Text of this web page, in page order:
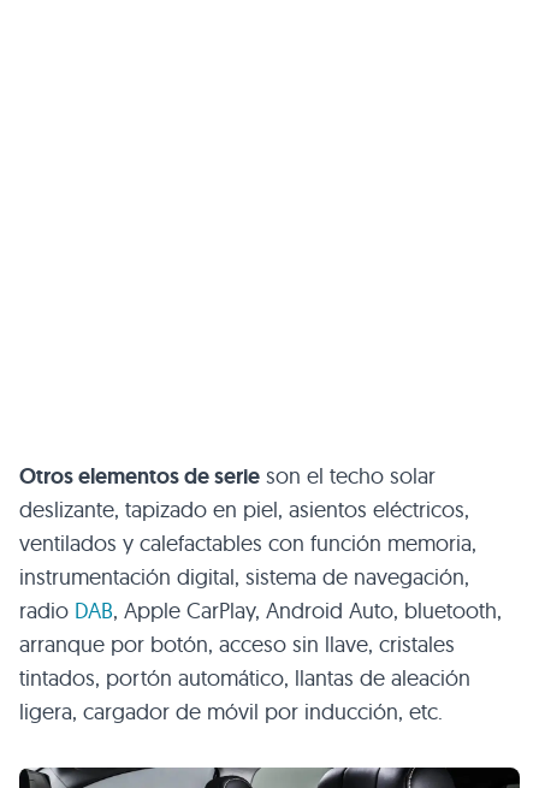
Otros elementos de serie son el techo solar
deslizante, tapizado en piel, asientos eléctricos,
ventilados y calefactables con función memoria,
instrumentación digital, sistema de navegación,
radio DAB, Apple CarPlay, Android Auto, bluetooth,
arranque por botón, acceso sin llave, cristales
tintados, portón automático, llantas de aleación
ligera, cargador de móvil por inducción, etc.